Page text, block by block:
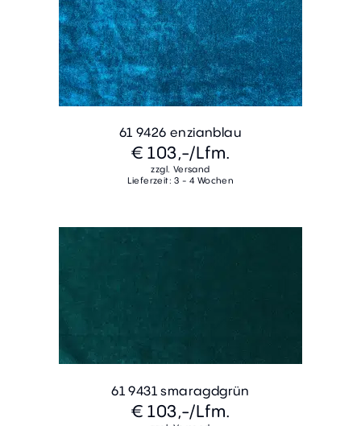
61 9426 enzianblau
€ 103,-/Lfm.
zzgl. Versand
Lieferzeit: 3 - 4 Wochen
61 9431 smaragdgrün
€ 103,-/Lfm.